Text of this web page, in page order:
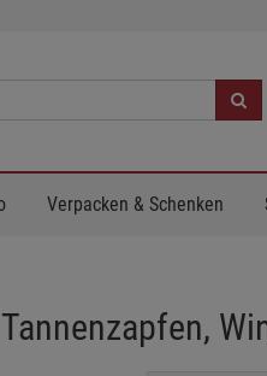
Verpacken & Schenken